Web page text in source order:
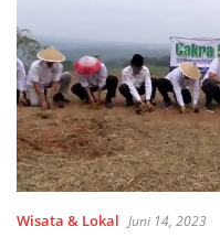
Wisata & Lokal Juni 14, 2023